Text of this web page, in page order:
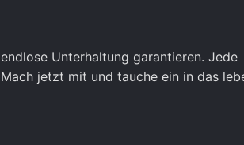
Unterhaltung garantieren. Jede
jetzt mit und tauche ein in das